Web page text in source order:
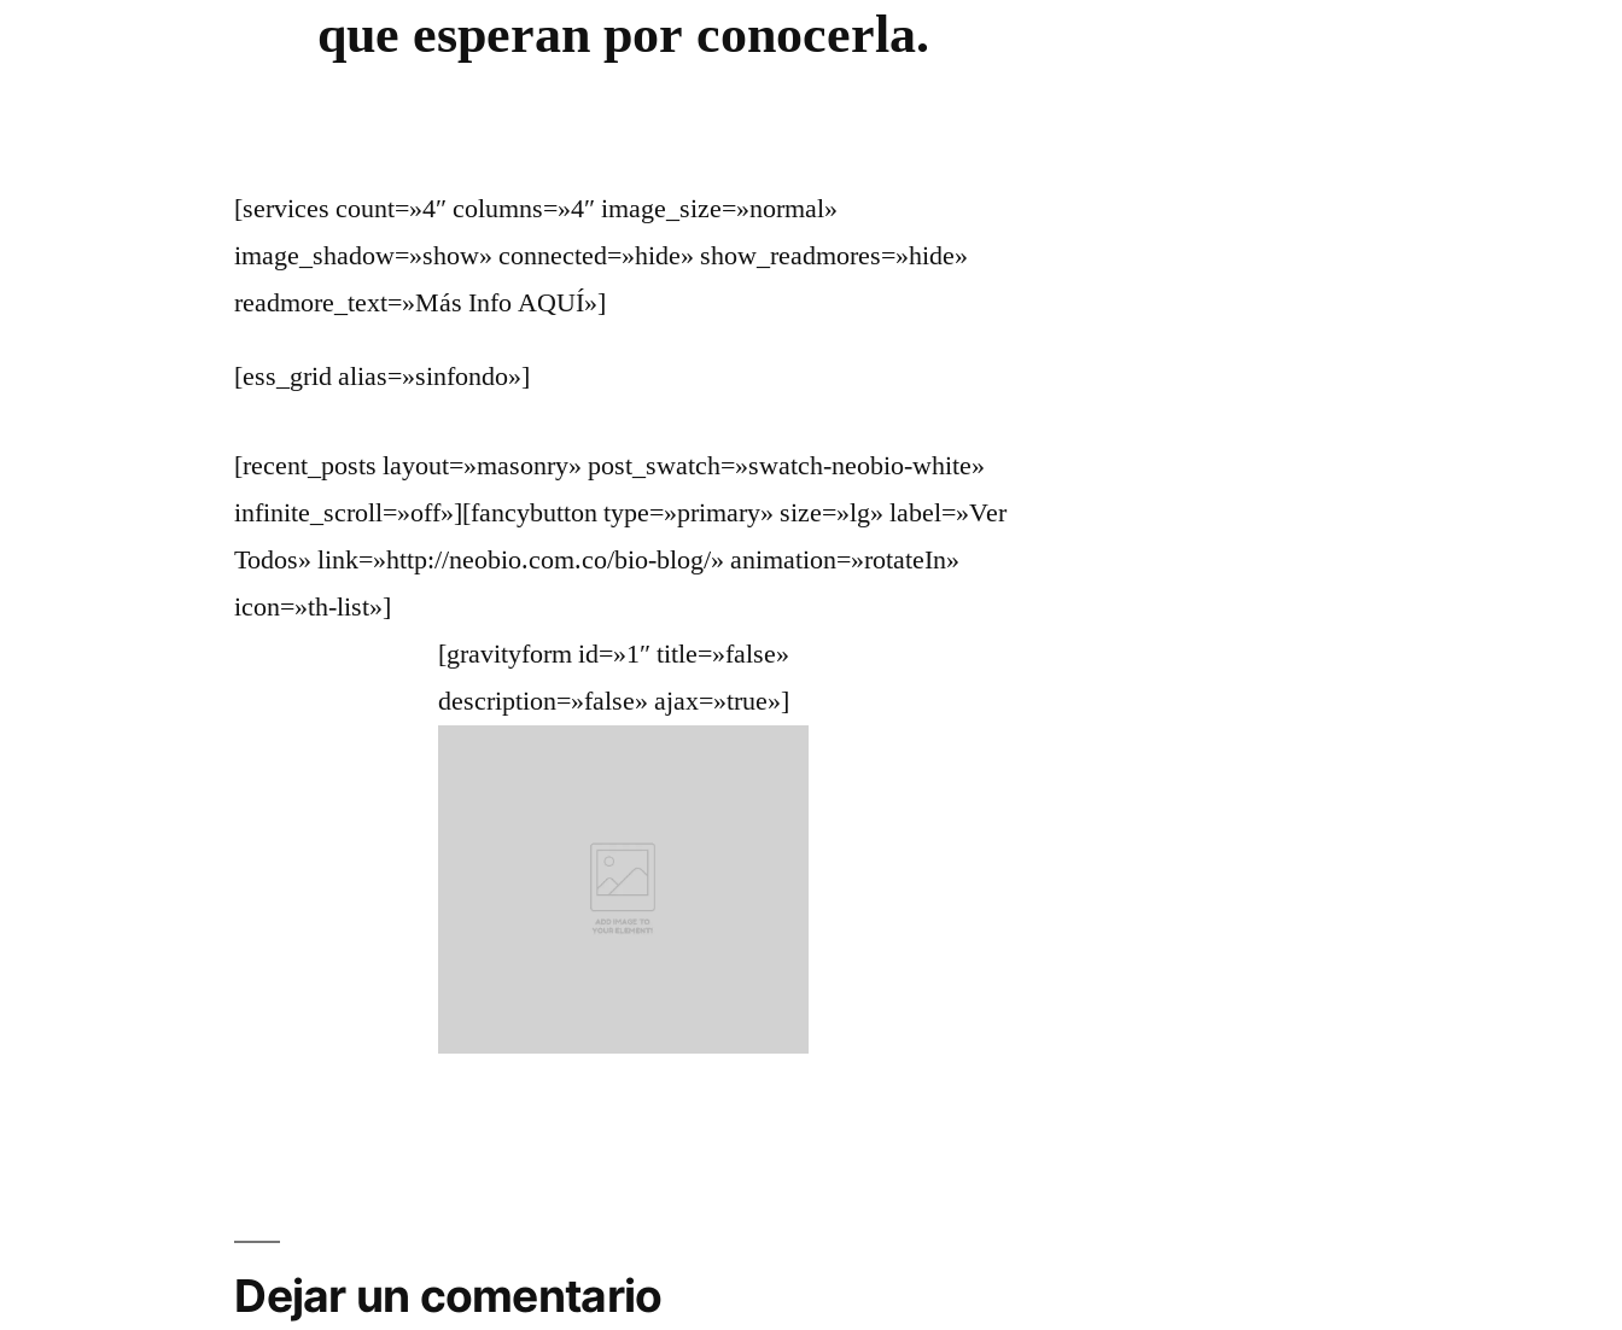
que esperan por conocerla.
[services count=»4″ columns=»4″ image_size=»normal»
image_shadow=»show» connected=»hide» show_readmores=»hide»
readmore_text=»Más Info AQUÍ»]
[ess_grid alias=»sinfondo»]
[recent_posts layout=»masonry» post_swatch=»swatch-neobio-white»
infinite_scroll=»off»][fancybutton type=»primary» size=»lg» label=»Ver
Todos» link=»http://neobio.com.co/bio-blog/» animation=»rotateIn»
icon=»th-list»]
[gravityform id=»1″ title=»false»
description=»false» ajax=»true»]
Dejar un comentario